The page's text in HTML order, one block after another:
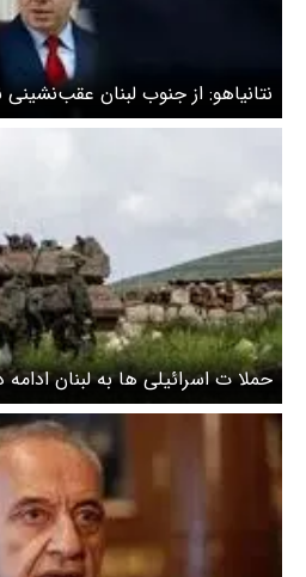
نتانیاهو: از جنوب لبنان عقب‌نشینی
حملا ت اسرائیلی ها به لبنان ادامه